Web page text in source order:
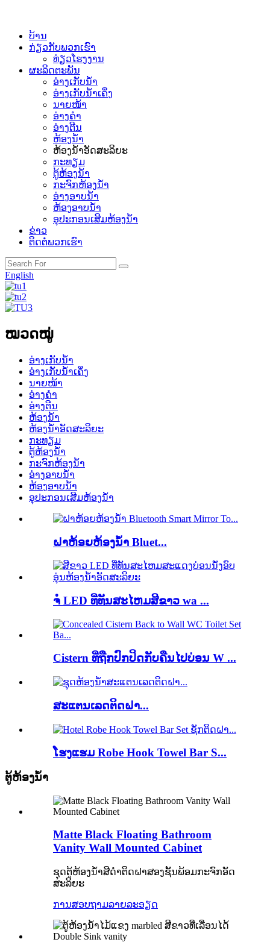
ບ້ານ
ກ່ຽວກັບພວກເຮົາ
ທ່ຽວໂຮງງານ
ຜະລິດຕະພັນ
ອ່າງເກັບນໍ້າ
ອ່າງເກັບນໍ້າເຄິ່ງ
ນາຍໜ້າ
ອ່າງຄຳ
ອ່າງຕີນ
ຫ້ອງນ້ຳ
ຫ້ອງນໍ້າອັດສະລິຍະ
ກະທຽມ
ຕູ້ຫ້ອງນ້ໍາ
ກະຈົກຫ້ອງນ້ໍາ
ອ່າງອາບນໍ້າ
ຫ້ອງອາບນໍ້າ
ອຸປະກອນເສີມຫ້ອງນ້ໍາ
ຂ່າວ
ຕິດຕໍ່ພວກເຮົາ
English
ໝວດໝູ່
ອ່າງເກັບນໍ້າ
ອ່າງເກັບນໍ້າເຄິ່ງ
ນາຍໜ້າ
ອ່າງຄຳ
ອ່າງຕີນ
ຫ້ອງນ້ຳ
ຫ້ອງນໍ້າອັດສະລິຍະ
ກະທຽມ
ຕູ້ຫ້ອງນ້ໍາ
ກະຈົກຫ້ອງນ້ໍາ
ອ່າງອາບນໍ້າ
ຫ້ອງອາບນໍ້າ
ອຸປະກອນເສີມຫ້ອງນ້ໍາ
ຝາຫ້ອຍຫ້ອງນ້ຳ Bluet...
ຈໍ LED ທີ່ທັນສະໄຫມສີຂາວ wa ...
Cistern ທີ່ຖືກປົກປິດກັບຄືນໄປບ່ອນ W ...
ສະແຕນເລດຕິດຝາ...
ໂຮງແຮມ Robe Hook Towel Bar S...
ຕູ້ຫ້ອງນ້ໍາ
Matte Black Floating Bathroom
Vanity Wall Mounted Cabinet
ຊຸດຕູ້ຫ້ອງນ້ຳສີດຳຕິດຝາສອງຊັ້ນພ້ອມກະຈົກອັດ
ສະລິຍະ
ການສອບຖາມລາຍລະອຽດ